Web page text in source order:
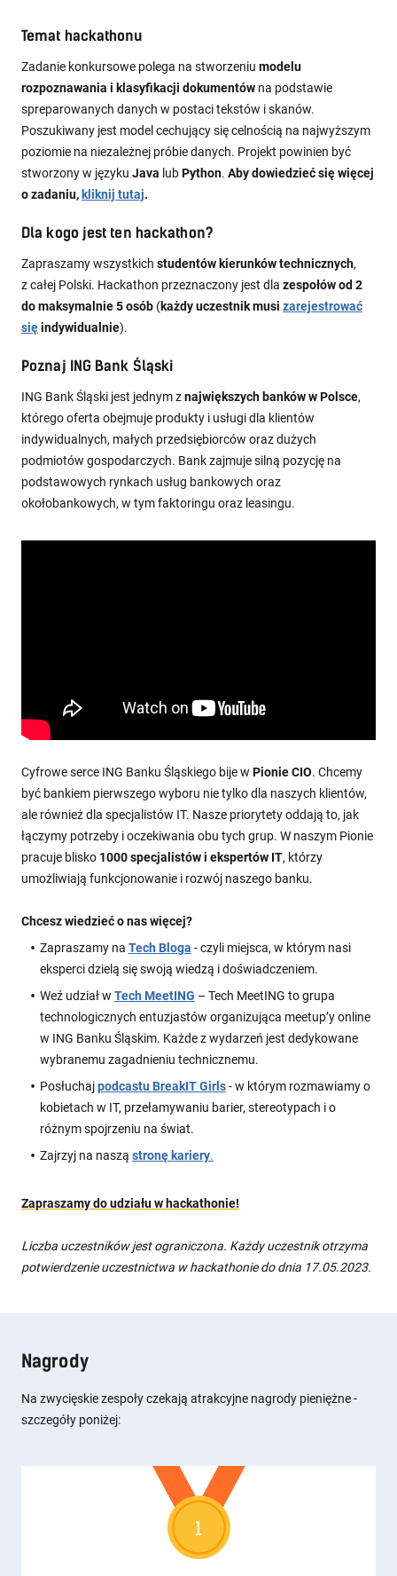
Temat hackathonu
Zadanie konkursowe polega na stworzeniu modelu
rozpoznawania i klasyfikacji dokumentów na podstawie
spreparowanych danych w postaci tekstów i skanów.
Poszukiwany jest model cechujący się celnością na najwyższym
poziomie na niezależnej próbie danych. Projekt powinien być
stworzony w języku Java lubPython. Aby dowiedzieć się więcej
o zadaniu, kliknij tutaj.
Dla kogo jest ten hackathon?
Zapraszamy wszystkich studentów kierunków technicznych,
z całej Polski. Hackathon przeznaczony jest dla zespołówod 2
do maksymalnie 5 osób (każdy uczestnik musi zarejestrować
sięindywidualnie).
Poznaj ING Bank Śląski
ING Bank Śląski jest jednym znajwiększych banków w Polsce,
którego oferta obejmuje produkty i usługi dla klientów
indywidualnych, małych przedsiębiorców oraz dużych
podmiotów gospodarczych. Bank zajmuje silną pozycję na
podstawowych rynkach usług bankowych oraz
okołobankowych, w tym faktoringu oraz leasingu.
Cyfrowe serce ING Banku Śląskiego bije w Pionie CIO. Chcemy
być bankiem pierwszego wyboru nie tylko dla naszych klientów,
ale również dla specjalistów IT. Nasze priorytety oddają to, jak
łączymy potrzeby i oczekiwania obu tych grup. W naszym Pionie
pracuje blisko 1000 specjalistów i ekspertów IT, którzy
umożliwiają funkcjonowanie i rozwój naszego banku.
Chcesz wiedzieć o nas więcej?
Zapraszamy na Tech Bloga - czyli miejsca, w którym nasi
eksperci dzielą się swoją wiedzą i doświadczeniem.
Weź udział w Tech MeetING – Tech MeetING to grupa
technologicznych entuzjastów organizująca meetup’y online
w ING Banku Śląskim. Każde z wydarzeń jest dedykowane
wybranemu zagadnieniu technicznemu.
Posłuchajpodcastu BreakIT Girls- w którym rozmawiamy o
kobietach w IT, przełamywaniu barier, stereotypach i o
różnym spojrzeniu na świat.
Zajrzyj na naszą stronę kariery.
Zapraszamy do udziału w hackathonie!
Liczba uczestników jest ograniczona. Każdy uczestnik otrzyma
potwierdzenie uczestnictwa w hackathonie do dnia 17.05.2023.
Nagrody
Na zwycięskie zespoły czekają atrakcyjne nagrody pieniężne -
szczegóły poniżej:
1